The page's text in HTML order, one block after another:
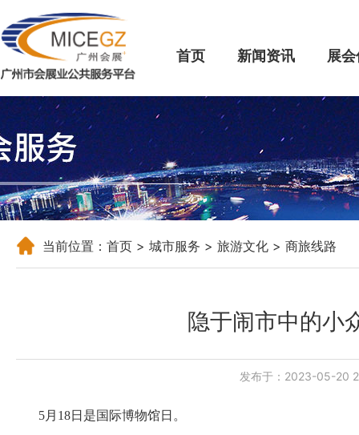
首页 新闻资讯 展
当前位置： 首页 > 城市服务 > 旅游文化 > 商旅线路
隐于闹市中的小
发布于：2023-05-20
5月18日是国际博物馆日。